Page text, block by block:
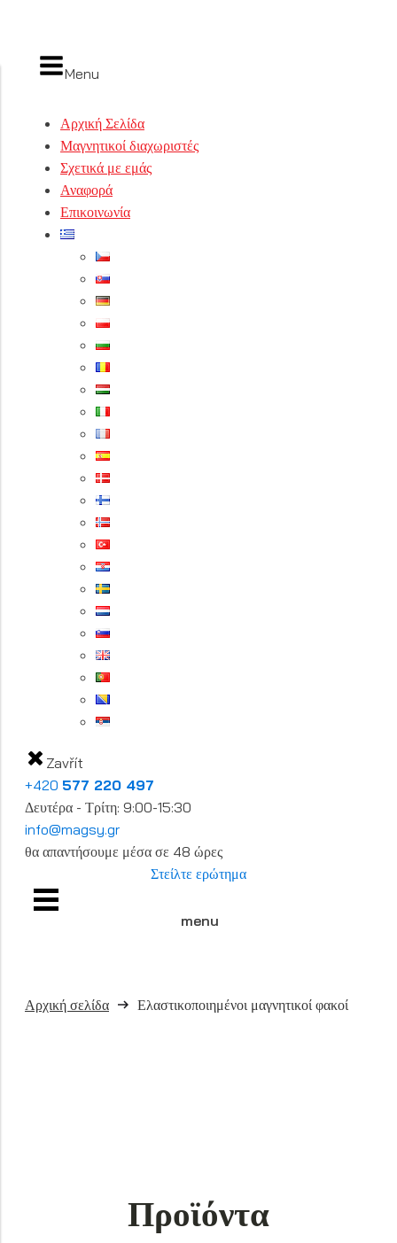
Menu
Αρχική Σελίδα
Μαγνητικοί διαχωριστές
Σχετικά με εμάς
Αναφορά
Επικοινωνία
Zavřít
+420 577 220 497
Δευτέρα - Τρίτη: 9:00-15:30
info@magsy.gr
θα απαντήσουμε μέσα σε 48 ώρες
Στείλτε ερώτημα
menu
Αρχική σελίδα Ελαστικοποιημένοι μαγνητικοί φακοί
Προϊόντα